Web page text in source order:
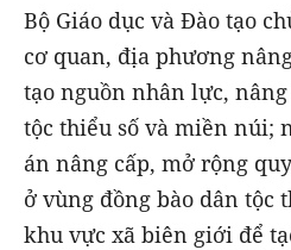
Bộ Giáo dục và Đào tạo
cơ quan, địa phương
tạo nguồn nhân lực,
tộc thiểu số và miền núi;
án nâng cấp, mở rộng
ở vùng đồng bào dân tộc
khu vực xã biên giới để